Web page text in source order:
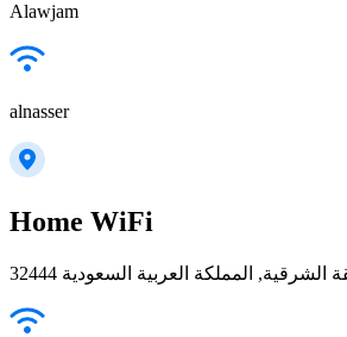
Alawjam
alnasser
Home WiFi
الشرقية, المملكة العربية السعودية